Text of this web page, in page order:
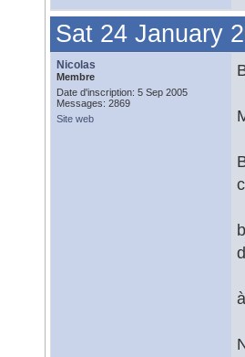
Sat 24 January
Nicolas
Membre
Date d'inscription: 5 Sep 2005
Messages: 2869
Site web